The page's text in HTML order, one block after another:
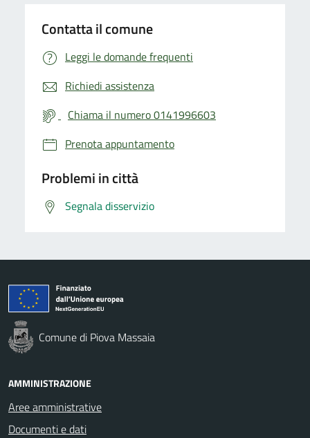
Contatta il comune
Leggi le domande frequenti
Richiedi assistenza
Chiama il numero 0141996603
Prenota appuntamento
Problemi in città
Segnala disservizio
Comune di Piova Massaia
AMMINISTRAZIONE
Aree amministrative
Documenti e dati